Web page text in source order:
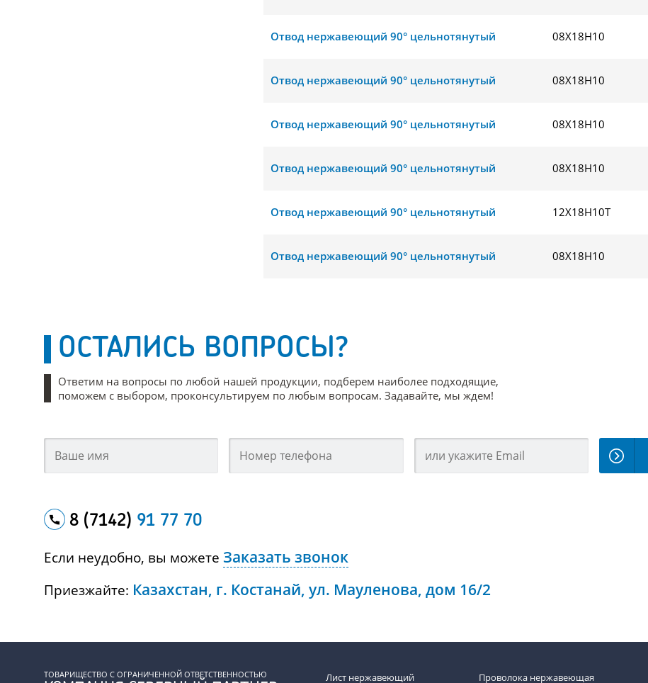
Отвод нержавеющий 90° цельнотянутый 08Х18Н10
Отвод нержавеющий 90° цельнотянутый 08Х18Н10
Отвод нержавеющий 90° цельнотянутый 08Х18Н10
Отвод нержавеющий 90° цельнотянутый 08Х18Н10
Отвод нержавеющий 90° цельнотянутый 12Х18Н10Т
Отвод нержавеющий 90° цельнотянутый 08Х18Н10
ОСТАЛИСЬ ВОПРОСЫ?
Ответим на вопросы по любой нашей продукции, подберем наиболее подходящие,
поможем с выбором, проконсультируем по любым вопросам. Задавайте, мы ждем!
8 (7142) 91 77 70
Если неудобно, вы можете Заказать звонок
Приезжайте: Казахстан, г. Костанай, ул. Мауленова, дом 16/2
ТОВАРИЩЕСТВО С ОГРАНИЧЕННОЙ ОТВЕТСТВЕННОСТЬЮ Лист нержавеющий Проволока нержавеющая